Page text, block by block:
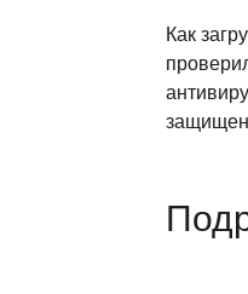
Как